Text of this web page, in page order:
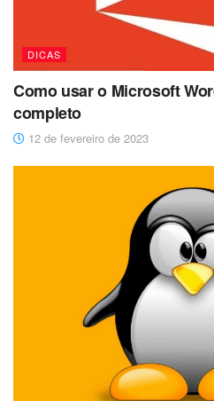
DICAS
Como usar o Microsoft
completo
12 de fevereiro de 2023